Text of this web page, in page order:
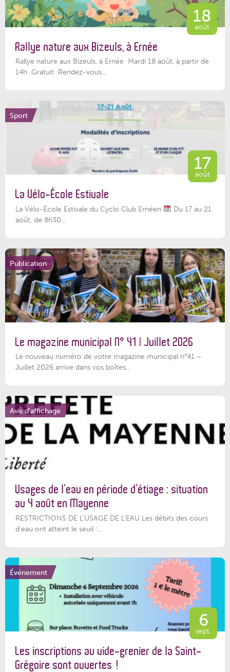
18
août
Rallye nature aux Bizeuls, à Ernée
Rallye nature aux Bizeuls, à Ernée Mardi 18 août, à partir de
14h Gratuit Rendez-vous...
Sport
17
août
La Vélo-École Estivale
La Vélo-École Estivale du Cyclo Club Ernéen
Du 17 au 21
août, de 8h30...
Publication
Le magazine municipal N° 41 | Juillet 2026
Le nouveau numéro de votre magazine municipal n°41 –
Juillet 2026 arrive dans vos boîtes...
Avis d'affichage
Usages de l’eau en période d’étiage : situation
au 4 août en Mayenne
RESTRICTIONS DE L’USAGE DE L’EAU Les débits des cours
d'eau ont atteint le seuil :...
Événement
6
sept.
Les inscriptions au vide-grenier de la Saint-
Grégoire sont ouvertes !